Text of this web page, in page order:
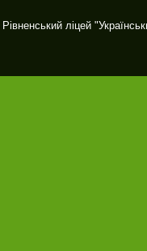
Рівненський ліцей